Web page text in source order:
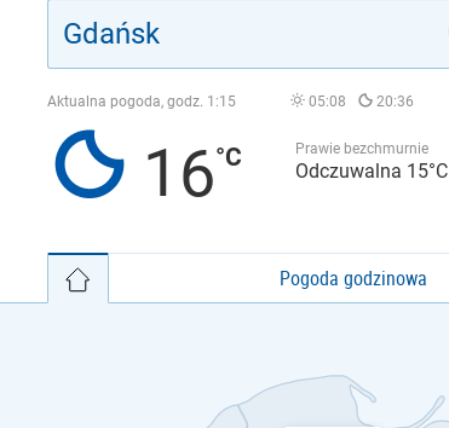
Aktualna pogoda, godz. 1:15 05:08 20:36
16 Prawie bezchmurnie
Odczuwalna 15°C
Pogoda godzinowa